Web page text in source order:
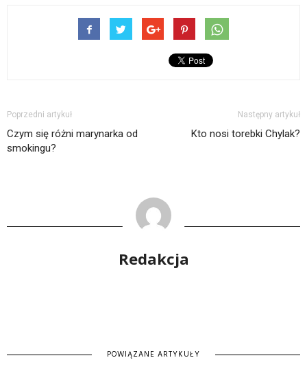
Poprzedni artykuł
Czym się różni marynarka od
smokingu?
Następny artykuł
Kto nosi torebki Chylak?
Redakcja
POWIĄZANE ARTYKUŁY